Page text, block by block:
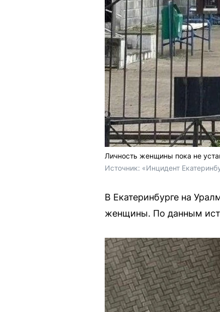
Личность женщины пока не
Источник: «Инцидент
В Екатеринбурге на
женщины. По данным